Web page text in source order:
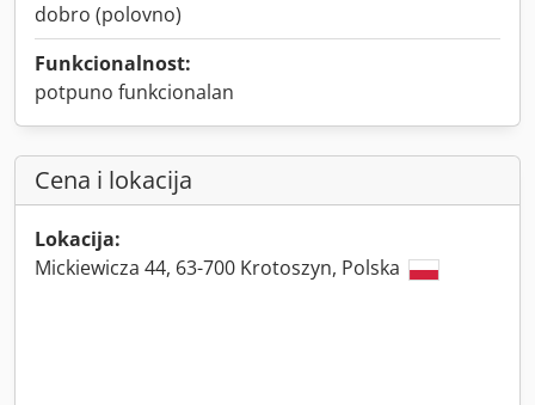
dobro (polovno)
Funkcionalnost:
potpuno funkcionalan
Cena i lokacija
Lokacija:
Mickiewicza 44, 63-700 Krotoszyn, Polska